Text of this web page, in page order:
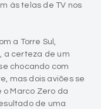
às telas de TV nos
a Torre Sul,
a certeza de um
chocando com
mas dois aviões se
Marco Zero da
de uma